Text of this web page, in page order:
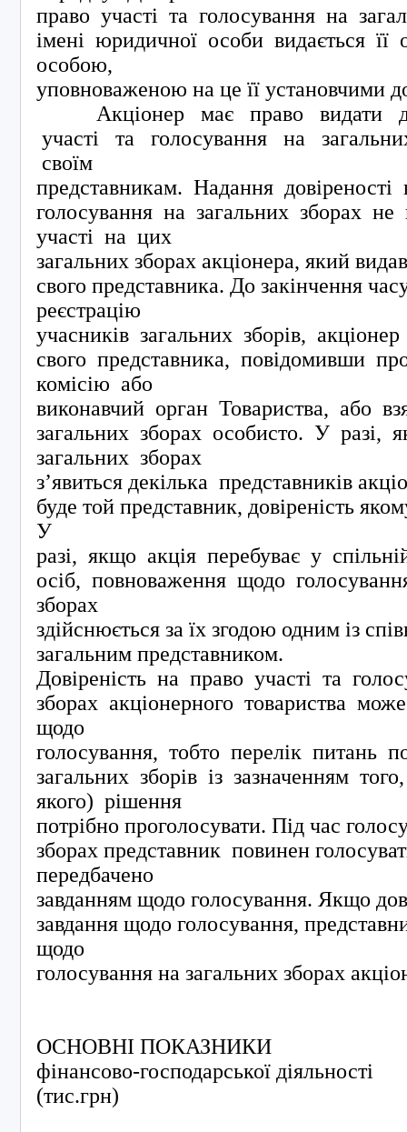
право участі та голосування на
імені юридичної особи видається
особою,
уповноваженою на це її установчими
Акціонер має право видати
участі та голосування на
своїм
представникам. Надання
голосування на загальних зборах
участі на цих
загальних зборах акціонера, який
свого представника. До закінчення
реєстрацію
учасників загальних зборів,
свого представника, повідомивши
комісію або
виконавчий орган Товариства, або
загальних зборах особисто. У разі,
загальних зборах
з’явиться декілька представників
буде той представник, довіреність
У
разі, якщо акція перебуває у
осіб, повноваження щодо
зборах
здійснюється за їх згодою одним із
загальним представником.
Довіреність на право участі та
зборах акціонерного товариства
щодо
голосування, тобто перелік питань
загальних зборів із зазначенням
якого) рішення
потрібно проголосувати. Під час
зборах представник повинен
передбачено
завданням щодо голосування. Якщо
завдання щодо голосування,
щодо
голосування на загальних зборах
ОСНОВНІ ПОКАЗНИКИ
фінансово-господарської діяльності
(тис.грн)